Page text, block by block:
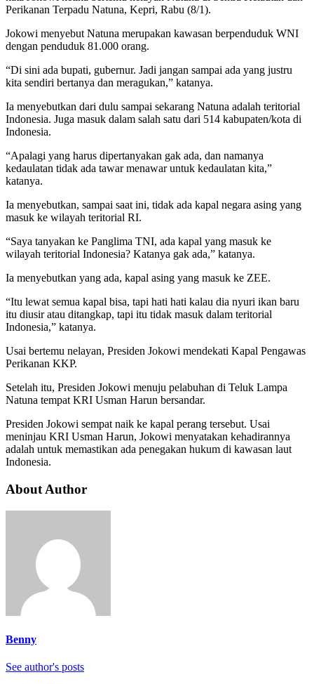
Perikanan Terpadu Natuna, Kepri, Rabu (8/1).
Jokowi menyebut Natuna merupakan kawasan berpenduduk WNI
dengan penduduk 81.000 orang.
“Di sini ada bupati, gubernur. Jadi jangan sampai ada yang justru
kita sendiri bertanya dan meragukan,” katanya.
Ia menyebutkan dari dulu sampai sekarang Natuna adalah teritorial
Indonesia. Juga masuk dalam salah satu dari 514 kabupaten/kota di
Indonesia.
“Apalagi yang harus dipertanyakan gak ada, dan namanya
kedaulatan tidak ada tawar menawar untuk kedaulatan kita,”
katanya.
Ia menyebutkan, sampai saat ini, tidak ada kapal negara asing yang
masuk ke wilayah teritorial RI.
“Saya tanyakan ke Panglima TNI, ada kapal yang masuk ke
wilayah teritorial Indonesia? Katanya gak ada,” katanya.
Ia menyebutkan yang ada, kapal asing yang masuk ke ZEE.
“Itu lewat semua kapal bisa, tapi hati hati kalau dia nyuri ikan baru
itu diusir atau ditangkap, tapi itu tidak masuk dalam teritorial
Indonesia,” katanya.
Usai bertemu nelayan, Presiden Jokowi mendekati Kapal Pengawas
Perikanan KKP.
Setelah itu, Presiden Jokowi menuju pelabuhan di Teluk Lampa
Natuna tempat KRI Usman Harun bersandar.
Presiden Jokowi sempat naik ke kapal perang tersebut. Usai
meninjau KRI Usman Harun, Jokowi menyatakan kehadirannya
adalah untuk memastikan ada penegakan hukum di kawasan laut
Indonesia.
About Author
Benny
See author's posts